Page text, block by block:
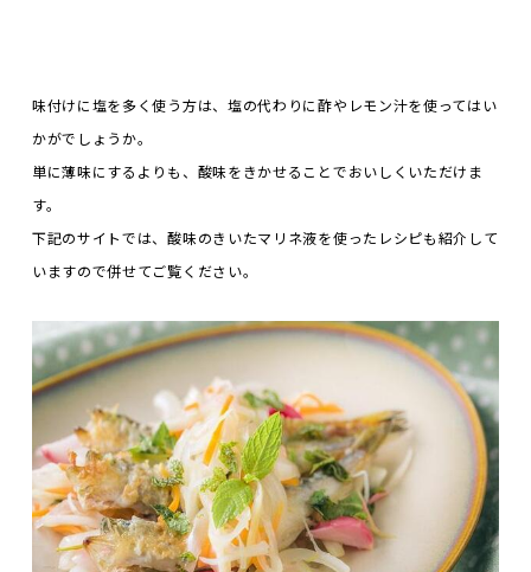
味付けに塩を多く使う方は、塩の代わりに酢やレモン汁を使ってはい
かがでしょうか。
単に薄味にするよりも、酸味をきかせることでおいしくいただけま
す。
下記のサイトでは、酸味のきいたマリネ液を使ったレシピも紹介して
いますので併せてご覧ください。